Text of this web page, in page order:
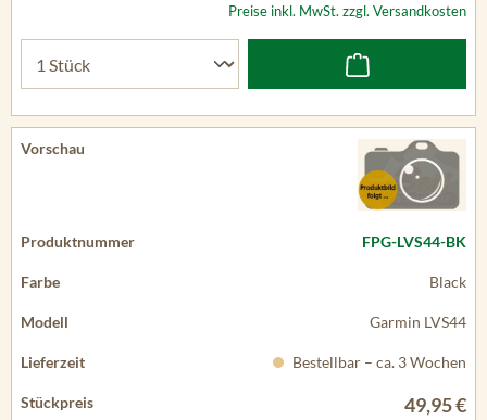
Preise inkl. MwSt. zzgl. Versandkosten
FPG-LVS44-BK
Black
Garmin LVS44
Bestellbar – ca. 3 Wochen
49,95 €